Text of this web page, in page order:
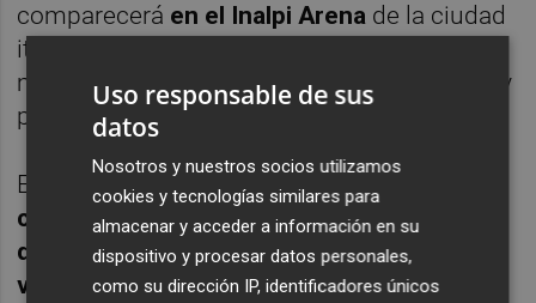
comparecerá en el Inalpi Arena de la ciudad
italiana de Turín con la firme intención de
mejorar sus prestaciones en ese escenario y
pelear por ser el campeón.
El murciano, que acumula
consecutivosy tiene abiertala mejor racha
de su carrera, lleva un total de47
victorias en 52 encuentros disputados
Uso responsable de sus
datos
Nosotros y nuestros socios utilizamos
cookies y tecnologías similares para
almacenar y acceder a información en su
dispositivo y procesar datos personales,
como su dirección IP, identificadores únicos